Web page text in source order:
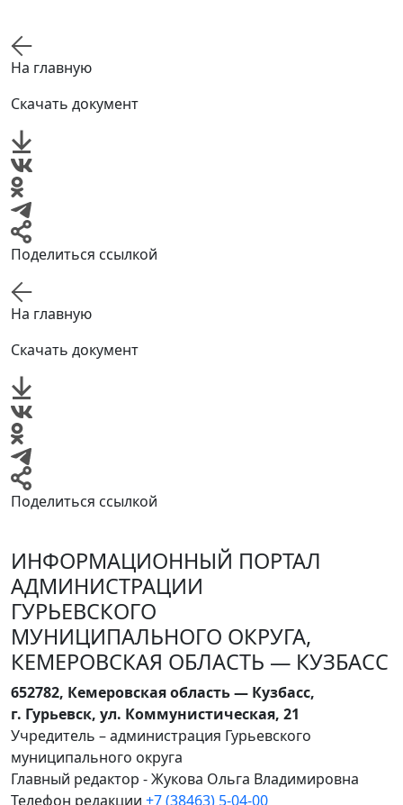
На главную
Скачать документ
Поделиться ссылкой
На главную
Скачать документ
Поделиться ссылкой
ИНФОРМАЦИОННЫЙ ПОРТАЛ
АДМИНИСТРАЦИИ
ГУРЬЕВСКОГО
МУНИЦИПАЛЬНОГО ОКРУГА,
КЕМЕРОВСКАЯ ОБЛАСТЬ — КУЗБАСС
652782, Кемеровская область — Кузбасс,
г. Гурьевск, ул. Коммунистическая, 21
Учредитель – администрация Гурьевского
муниципального округа
Главный редактор - Жукова Ольга Владимировна
Телефон редакции +7 (38463) 5-04-00